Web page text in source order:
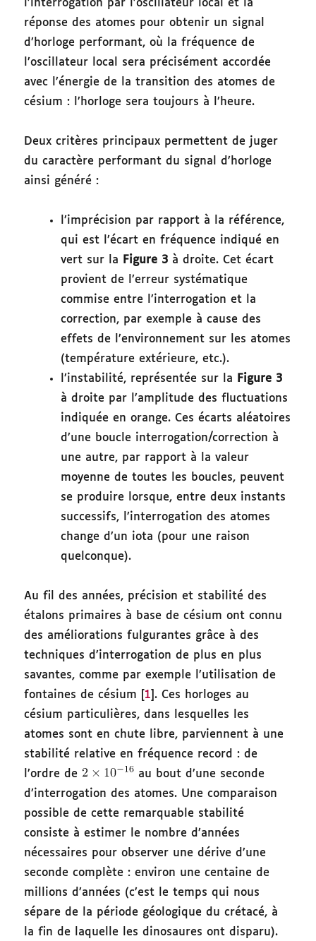
l’interrogation par l’oscillateur local et la
réponse des atomes pour obtenir un signal
d’horloge performant, où la fréquence de
l’oscillateur local sera précisément accordée
avec l’énergie de la transition des atomes de
césium : l’horloge sera toujours à l’heure.
Deux critères principaux permettent de juger
du caractère performant du signal d’horloge
ainsi généré :
l’imprécision par rapport à la référence,
qui est l’écart en fréquence indiqué en
vert sur la
Figure 3 à droite. Cet écart
provient de l’erreur systématique
commise entre l’interrogation et la
correction, par exemple à cause des
effets de l’environnement sur les atomes
(température extérieure, etc.).
l’instabilité, représentée sur la
Figure 3
à droite par l’amplitude des fluctuations
indiquée en orange. Ces écarts aléatoires
d’une boucle interrogation/correction à
une autre, par rapport à la valeur
moyenne de toutes les boucles, peuvent
se produire lorsque, entre deux instants
successifs, l’interrogation des atomes
change d’un iota (pour une raison
quelconque).
Au fil des années, précision et stabilité des
étalons primaires à base de césium ont connu
des améliorations fulgurantes grâce à des
techniques d’interrogation de plus en plus
savantes, comme par exemple l’utilisation de
fontaines de césium [ 1 ]. Ces horloges au
césium particulières, dans lesquelles les
atomes sont en chute libre, parviennent à une
stabilité relative en fréquence record : de
l’ordre de
au bout d’une seconde
d’interrogation des atomes. Une comparaison
possible de cette remarquable stabilité
consiste à estimer le nombre d’années
nécessaires pour observer une dérive d’une
seconde complète : environ une centaine de
millions d’années (c’est le temps qui nous
sépare de la période géologique du crétacé, à
la fin de laquelle les dinosaures ont disparu).